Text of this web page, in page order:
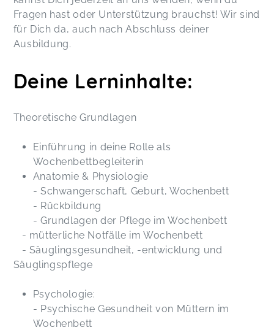
Fragen hast oder Unterstützung brauchst! Wir sind
für Dich da, auch nach Abschluss deiner
Ausbildung.
Deine Lerninhalte:
Theoretische Grundlagen
Einführung in deine Rolle als
Wochenbettbegleiterin
Anatomie & Physiologie
- Schwangerschaft, Geburt, Wochenbett
- Rückbildung
- Grundlagen der Pflege im Wochenbett
- mütterliche Notfälle im Wochenbett
- Säuglingsgesundheit, -entwicklung und
Säuglingspflege
Psychologie:
- Psychische Gesundheit von Müttern im
Wochenbett